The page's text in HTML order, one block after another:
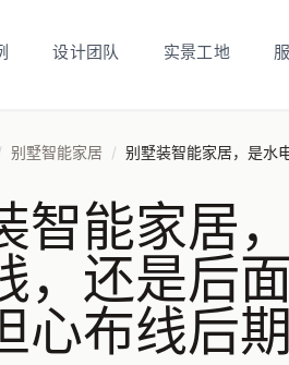
设计团队 实景工地
别墅智能家居 /
智能家居
，还是后
心布线后期